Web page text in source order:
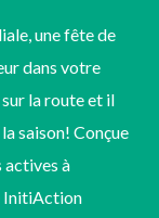
une fête de
dans votre
la route et il
saison! Conçue
actives à
InitiAction